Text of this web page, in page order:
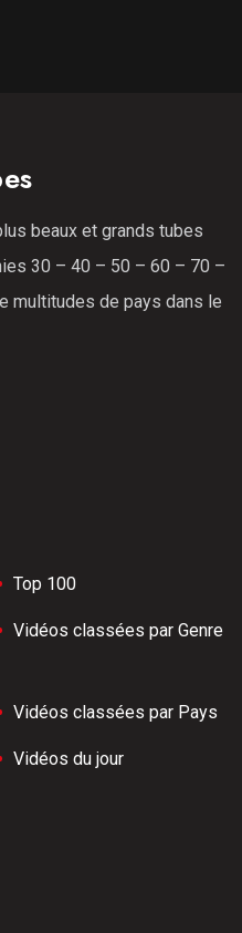
beaux et grands tubes
30 – 40 – 50 – 60 – 70 –
multitudes de pays dans le
Top 100
Vidéos classées par Genre
Vidéos classées par Pays
Vidéos du jour